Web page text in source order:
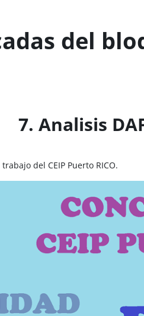
del
7. Analisis
del CEIP Puerto RICO.